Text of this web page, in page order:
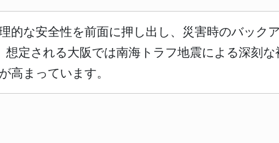
な安全性を前面に押し出し、災害時のバック
定される大阪では南海トラフ地震による深刻な
高まっています。